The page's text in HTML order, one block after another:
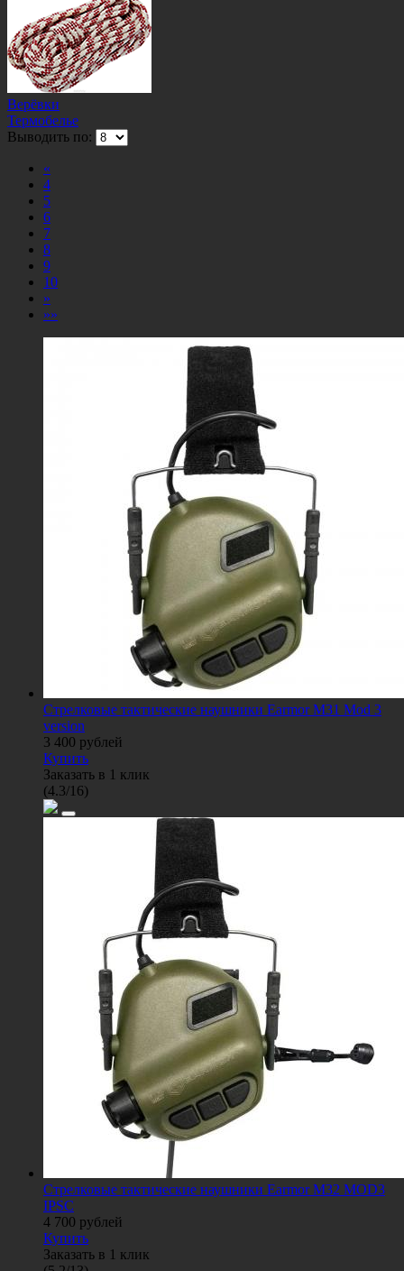
Верёвки
Термобелье
Выводить по:
«
4
5
6
7
8
9
10
»
»»
Стрелковые тактические наушники Earmor M31 Mod 3
version
3 400 рублей
Купить
Заказать в 1 клик
(4.3/16)
Стрелковые тактические наушники Earmor M32 MOD3
IPSC
4 700 рублей
Купить
Заказать в 1 клик